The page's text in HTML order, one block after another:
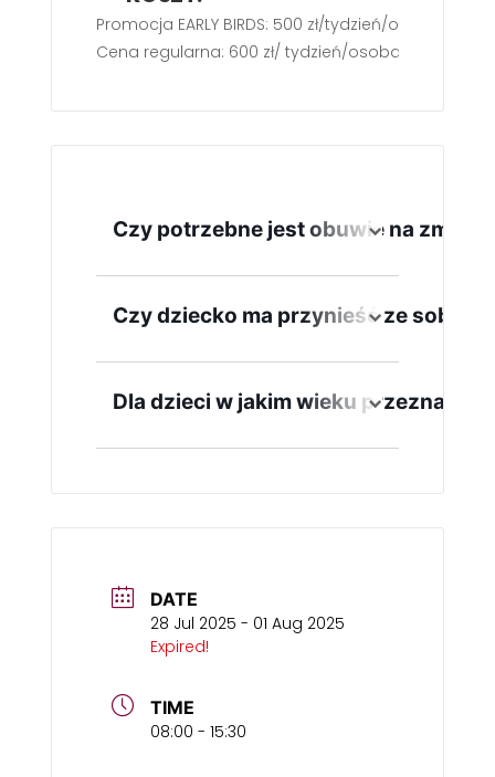
Promocja EARLY BIRDS: 500 zł/tydzień/osoba
Cena regularna: 600 zł/ tydzień/osoba
Czy potrzebne jest obuwie na
Tak, prosimy o przyniesienie
obuwia na zmianę.
Czy dziecko ma przynieść ze sobą
Nie, zapewniamy wszystkie
materiały plastyczne. Warto
jednak mieć przy sobie butelkę
do wody i ewentualnie ubranie
przewidzianych jest sporo
Dla dzieci w jakim wieku
Zapraszamy dzieci w wieku 7-12
DATE
28 Jul 2025 - 01 Aug 2025
Expired!
TIME
08:00 - 15:30